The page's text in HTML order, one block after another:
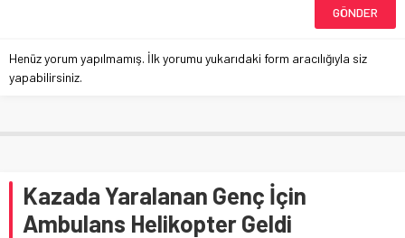
Henüz yorum yapılmamış. İlk yorumu yukarıdaki form aracılığıyla siz
yapabilirsiniz.
Kazada Yaralanan Genç İçin
Ambulans Helikopter Geldi